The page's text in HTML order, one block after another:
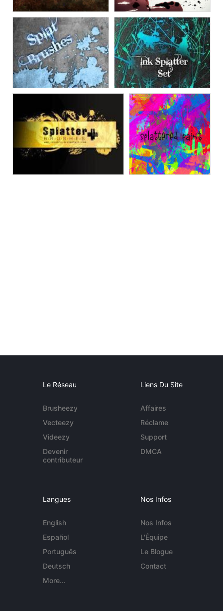
Le Réseau
Brusheezy
Vecteezy
Videezy
Devenir
contributeur
Liens Du Site
Affaires
Réclame
Support
DMCA
Langues
English
Español
Português
Deutsch
More...
Nos Infos
Nos Infos
L'Équipe
Le Blogue
Contact